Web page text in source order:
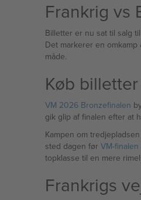
Frankrig vs
Billetter er nu sat til salg
Det markerer en
måde.
Køb
VM 2026 Bronzefinalen
gik glip af finalen efter at
Kampen om
sted dagen før VM-
topklasse til en mere
Frankrigs